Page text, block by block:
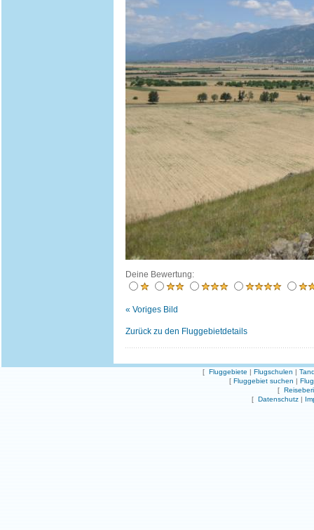
Deine Bewertung:
« Voriges Bild
Zurück zu den Fluggebietdetails
[ Fluggebiete | Flugschulen |
[ Fluggebiet suchen |
[
[ Datenschutz |